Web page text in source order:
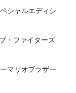
シャルエディシ
・ファイターズ
マリオブラザー